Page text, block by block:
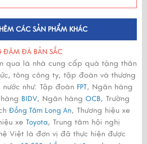
CÁC SẢN PHẨM KHÁC
ĐẬM ĐÀ BẢN SẮC
qua là nhà cung cấp quà tặng thân
tông công ty, tập đoàn và thương
như: Tập đoàn FPT, Ngân hàng
BIDV, Ngân hàng OCB, Trường
Đồng Tâm Long An, Thương hiệu xe
xe Toyota, Trung tâm hội nghị
Việt là đơn vị đã thực hiện được